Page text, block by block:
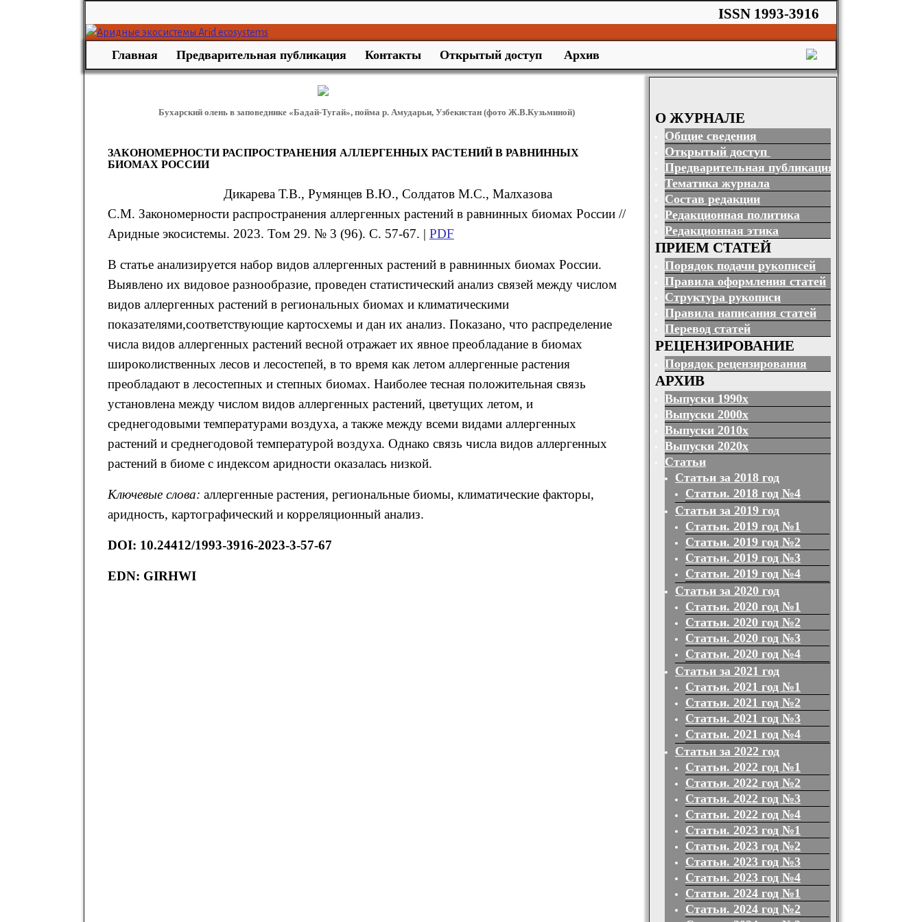
ISSN 1993-3916
Главная Предварительная публикация Контакты Открытый доступ Архив
Бухарский олень в заповеднике «Бадай-Тугай», пойма р. Амударьи, Узбекистан (фото Ж.В.Кузьминой)
ЗАКОНОМЕРНОСТИ РАСПРОСТРАНЕНИЯ АЛЛЕРГЕННЫХ РАСТЕНИЙ В РАВНИННЫХ
БИОМАХ РОССИИ
Дикарева Т.В., Румянцев В.Ю., Солдатов М.С., Малхазова
С.М. Закономерности распространения аллергенных растений в равнинных биомах России //
Аридные экосистемы. 2023. Том 29. № 3 (96). С. 57-67. | PDF
В статье анализируется набор видов аллергенных растений в равнинных биомах России.
Выявлено их видовое разнообразие, проведен статистический анализ связей между числом
видов аллергенных растений в региональных биомах и климатическими
показателями,соответствующие картосхемы и дан их анализ. Показано, что распределение
числа видов аллергенных растений весной отражает их явное преобладание в биомах
широколиственных лесов и лесостепей, в то время как летом аллергенные растения
преобладают в лесостепных и степных биомах. Наиболее тесная положительная связь
установлена между числом видов аллергенных растений, цветущих летом, и
среднегодовыми температурами воздуха, а также между всеми видами аллергенных
растений и среднегодовой температурой воздуха. Однако связь числа видов аллергенных
растений в биоме с индексом аридности оказалась низкой.
Ключевые слова: аллергенные растения, региональные биомы, климатические факторы,
аридность, картографический и корреляционный анализ.
DOI: 10.24412/1993-3916-2023-3-57-67
EDN: GIRHWI
О ЖУРНАЛЕ
Общие сведения
Открытый доступ
Предварительная публикация
Тематика журнала
Состав редакции
Редакционная политика
Редакционная этика
ПРИЕМ СТАТЕЙ
Порядок подачи рукописей
Правила оформления статей
Структура рукописи
Правила написания статей
Перевод статей
РЕЦЕНЗИРОВАНИЕ
Порядок рецензирования
АРХИВ
Выпуски 1990х
Выпуски 2000х
Выпуски 2010х
Выпуски 2020х
Статьи
Статьи за 2018 год
Статьи. 2018 год №4
Статьи за 2019 год
Статьи. 2019 год №1
Статьи. 2019 год №2
Статьи. 2019 год №3
Статьи. 2019 год №4
Статьи за 2020 год
Статьи. 2020 год №1
Статьи. 2020 год №2
Статьи. 2020 год №3
Статьи. 2020 год №4
Статьи за 2021 год
Статьи. 2021 год №1
Статьи. 2021 год №2
Статьи. 2021 год №3
Статьи. 2021 год №4
Статьи за 2022 год
Статьи. 2022 год №1
Статьи. 2022 год №2
Статьи. 2022 год №3
Статьи. 2022 год №4
Статьи. 2023 год №1
Статьи. 2023 год №2
Статьи. 2023 год №3
Статьи. 2023 год №4
Статьи. 2024 год №1
Статьи. 2024 год №2